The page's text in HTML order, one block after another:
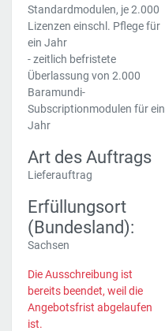
Standardmodulen, je 2.000
Lizenzen einschl. Pflege für
ein Jahr
- zeitlich befristete
Überlassung von 2.000
Baramundi-
Subscriptionmodulen für ein
Jahr
Art des Auftrags
Lieferauftrag
Erfüllungsort
(Bundesland):
Sachsen
Die Ausschreibung ist
bereits beendet, weil die
Angebotsfrist abgelaufen
ist.